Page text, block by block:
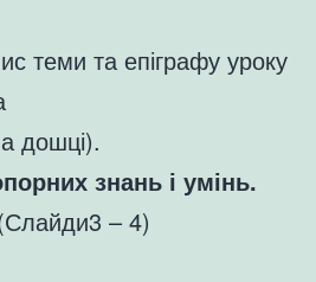
теми та епіграфу уроку
дошці).
знань і умінь.
– 4)